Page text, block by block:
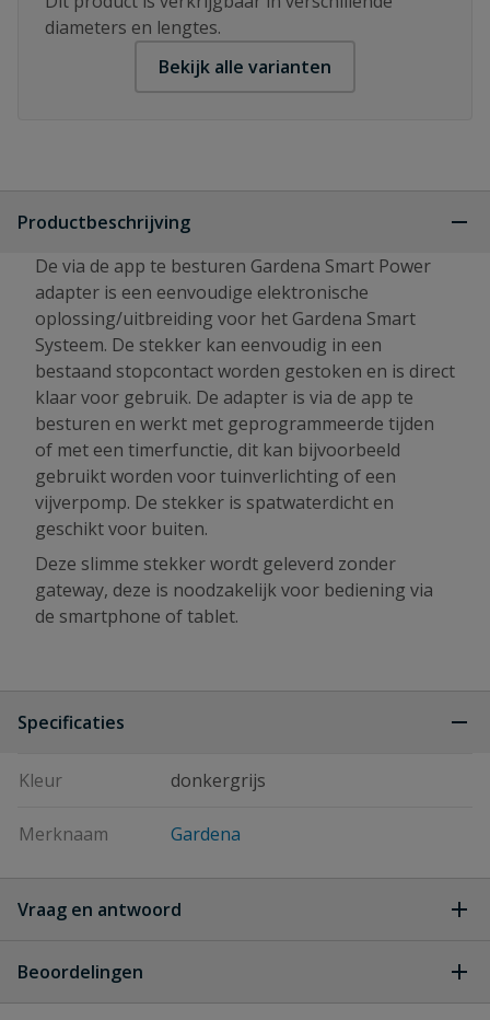
diameters en lengtes.
Bekijk alle varianten
Productbeschrijving
De via de app te besturen Gardena Smart Power
adapter is een eenvoudige elektronische
oplossing/uitbreiding voor het Gardena Smart
Systeem. De stekker kan eenvoudig in een
bestaand stopcontact worden gestoken en is direct
klaar voor gebruik. De adapter is via de app te
besturen en werkt met geprogrammeerde tijden
of met een timerfunctie, dit kan bijvoorbeeld
gebruikt worden voor tuinverlichting of een
vijverpomp. De stekker is spatwaterdicht en
geschikt voor buiten.
Deze slimme stekker wordt geleverd zonder
gateway, deze is noodzakelijk voor bediening via
de smartphone of tablet.
Specificaties
Kleur donkergrijs
Merknaam Gardena
Vraag en antwoord
Beoordelingen